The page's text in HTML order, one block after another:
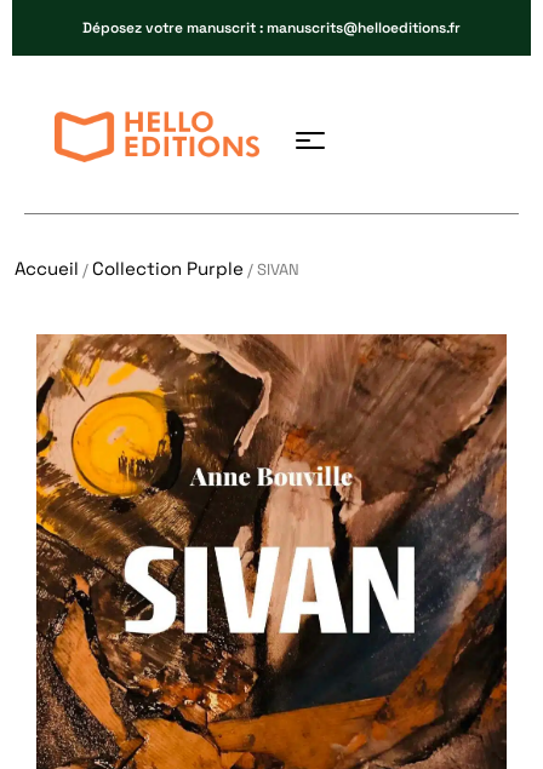
Déposez votre manuscrit : manuscrits@helloeditions.fr
Accueil /Collection Purple / SIVAN